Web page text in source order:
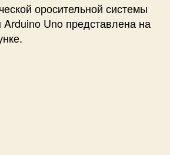
оросительной системы
Uno представлена на